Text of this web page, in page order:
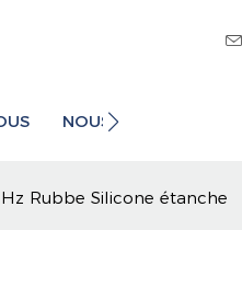
NOUS CONTACTER
Rubbe Silicone étanche